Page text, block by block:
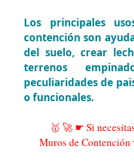
Los principales
contención son
del suelo, crear
terrenos
peculiaridades de
o funcionales.
🥇 🚀 ☛ Si
Muros de Contención